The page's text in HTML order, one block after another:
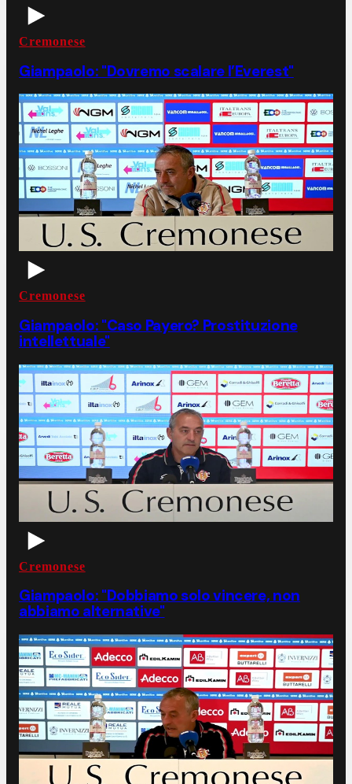
Cremonese
Giampaolo: "Dovremo scalare l’Everest"
Cremonese
Giampaolo: "Caso Payero? Prostituzione
intellettuale"
Cremonese
Giampaolo: "Dobbiamo solo vincere, non
abbiamo alternative"